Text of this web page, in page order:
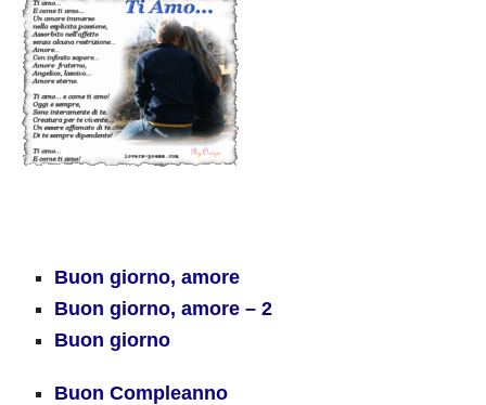
Buon giorno, amore
Buon giorno, amore – 2
Buon giorno
Buon Compleanno